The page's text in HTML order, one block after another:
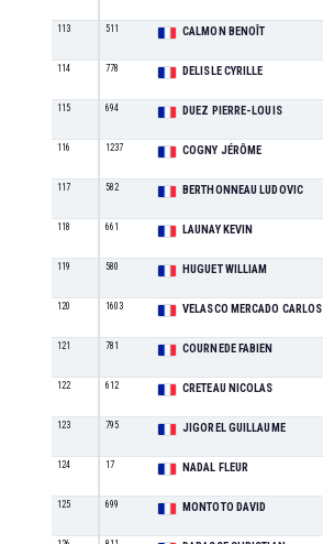
113 511 CALMON BENOÎT
114 778 DELISLE CYRILLE
115 694 DUEZ PIERRE-LOUIS
116 1237 COGNY JÉRÔME
117 582 BERTHONNEAU LUDOVIC
118 661 LAUNAY KEVIN
119 580 HUGUET WILLIAM
120 1603 VELASCO MERCADO CARLOS
121 781 COURNEDE FABIEN
122 612 CRETEAU NICOLAS
123 795 JIGOREL GUILLAUME
124 17 NADAL FLEUR
125 699 MONTOTO DAVID